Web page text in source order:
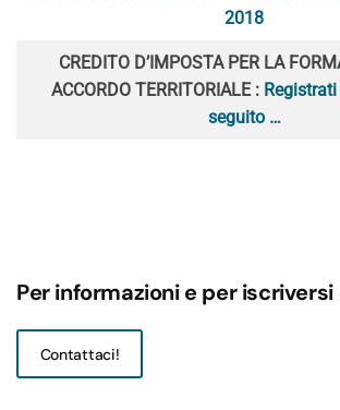
2018
CREDITO D’IMPOSTA PER LA
ACCORDO TERRITORIALE :
seguito …
Per informazioni e per iscriversi
Contattaci!